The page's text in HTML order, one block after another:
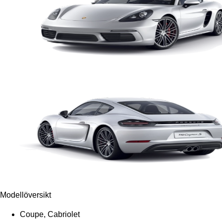
Modellöversikt
Coupe, Cabriolet